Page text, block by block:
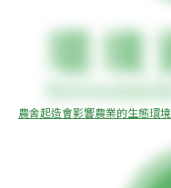
農舍起造會影響農業的生態環境